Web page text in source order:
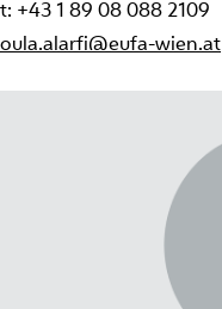
t: +43 1 89 08 088 2109
oula.alarfi@eufa-wien.at